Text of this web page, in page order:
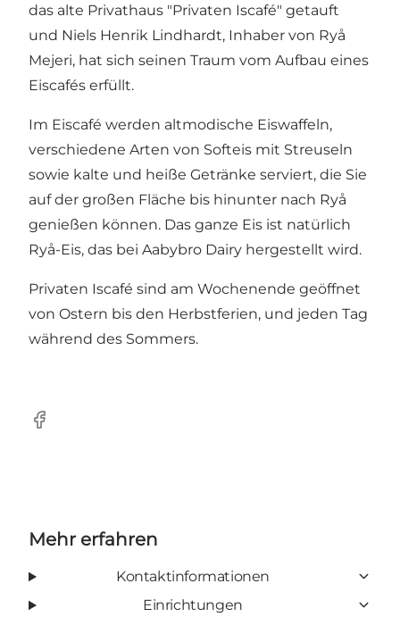
das alte Privathaus "Privaten Iscafé" getauft
und Niels Henrik Lindhardt, Inhaber von Ryå
Mejeri, hat sich seinen Traum vom Aufbau eines
Eiscafés erfüllt.
Im Eiscafé werden altmodische Eiswaffeln,
verschiedene Arten von Softeis mit Streuseln
sowie kalte und heiße Getränke serviert, die Sie
auf der großen Fläche bis hinunter nach Ryå
genießen können. Das ganze Eis ist natürlich
Ryå-Eis, das bei Aabybro Dairy hergestellt wird.
Privaten Iscafé sind am Wochenende geöffnet
von Ostern bis den Herbstferien, und jeden Tag
während des Sommers.
Facebook
Mehr erfahren
Kontaktinformationen
Einrichtungen